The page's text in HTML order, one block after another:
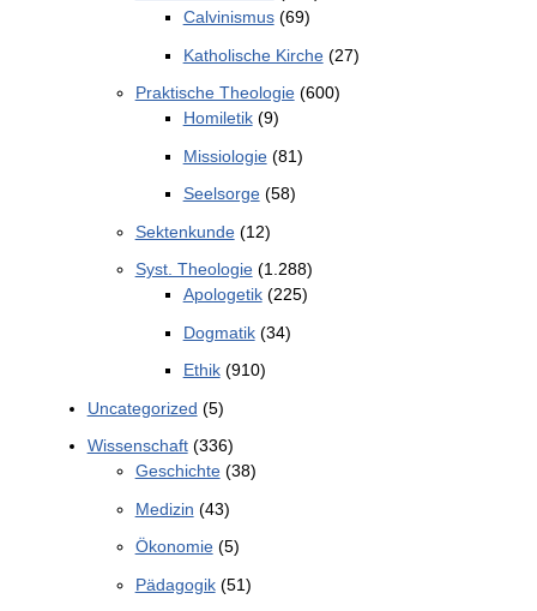
Calvinismus(69)
Katholische Kirche(27)
Praktische Theologie(600)
Homiletik(9)
Missiologie(81)
Seelsorge(58)
Sektenkunde(12)
Syst. Theologie(1.288)
Apologetik(225)
Dogmatik(34)
Ethik(910)
Uncategorized (5)
Wissenschaft(336)
Geschichte(38)
Medizin (43)
Ökonomie(5)
Pädagogik(51)